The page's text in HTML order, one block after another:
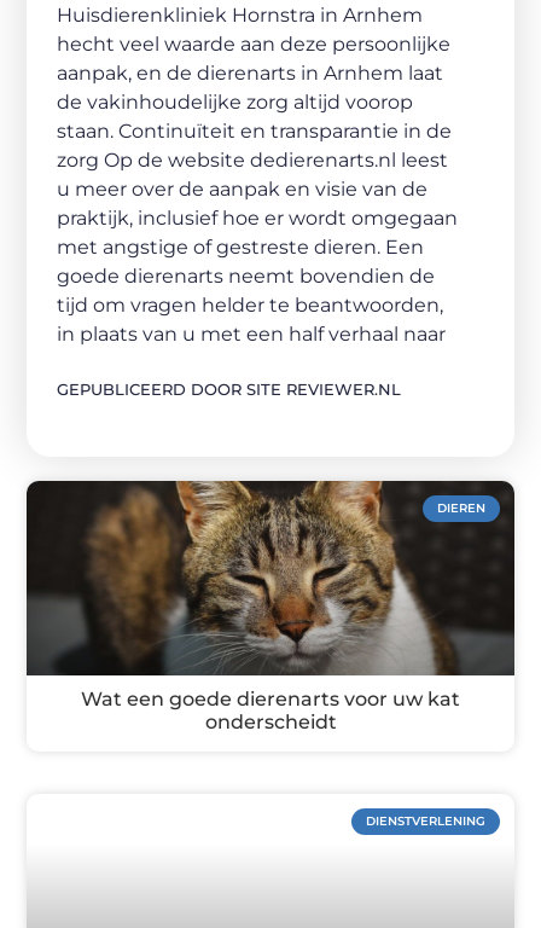
Huisdierenkliniek Hornstra in Arnhem
hecht veel waarde aan deze persoonlijke
aanpak, en de dierenarts in Arnhem laat
de vakinhoudelijke zorg altijd voorop
staan. Continuïteit en transparantie in de
zorg Op de website dedierenarts.nl leest
u meer over de aanpak en visie van de
praktijk, inclusief hoe er wordt omgegaan
met angstige of gestreste dieren. Een
goede dierenarts neemt bovendien de
tijd om vragen helder te beantwoorden,
in plaats van u met een half verhaal naar
GEPUBLICEERD DOOR SITE REVIEWER.NL
DIEREN
Wat een goede dierenarts voor uw kat
onderscheidt
DIENSTVERLENING